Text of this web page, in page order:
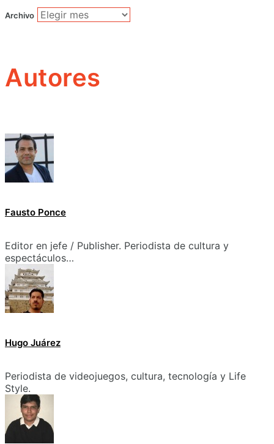
Archivo
Autores
Fausto Ponce
Editor en jefe / Publisher. Periodista de cultura y
espectáculos…
Hugo Juárez
Periodista de videojuegos, cultura, tecnología y Life
Style.